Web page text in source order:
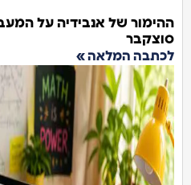
ההימור של אנבידיה על
סוצקבר
לכתבה המלאה »